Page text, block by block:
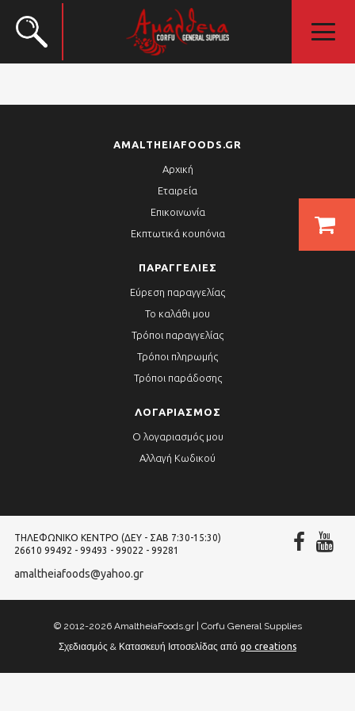
AMALTHEIAFOODS.GR
Αρχική
Εταιρεία
Επικοινωνία
Εκπτωτικά κουπόνια
ΠΑΡΑΓΓΕΛΊΕΣ
Εύρεση παραγγελίας
Το καλάθι μου
Τρόποι παραγγελίας
Τρόποι πληρωμής
Τρόποι παράδοσης
ΛΟΓΑΡΙΑΣΜΌΣ
Ο λογαριασμός μου
Αλλαγή Κωδικού
ΤΗΛΕΦΩΝΙΚΌ ΚΈΝΤΡΟ (ΔΕΥ - ΣΑΒ 7:30-15:30)
26610 99492 - 99493 - 99022 - 99281
amaltheiafoods@yahoo.gr
© 2012-2026 AmaltheiaFoods.gr | Corfu General Supplies
Σχεδιασμός & Κατασκευή Ιστοσελίδας από go creations